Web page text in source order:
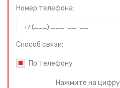
Номер телефона:
Способ связи:
По телефону
Нажмите на цифру